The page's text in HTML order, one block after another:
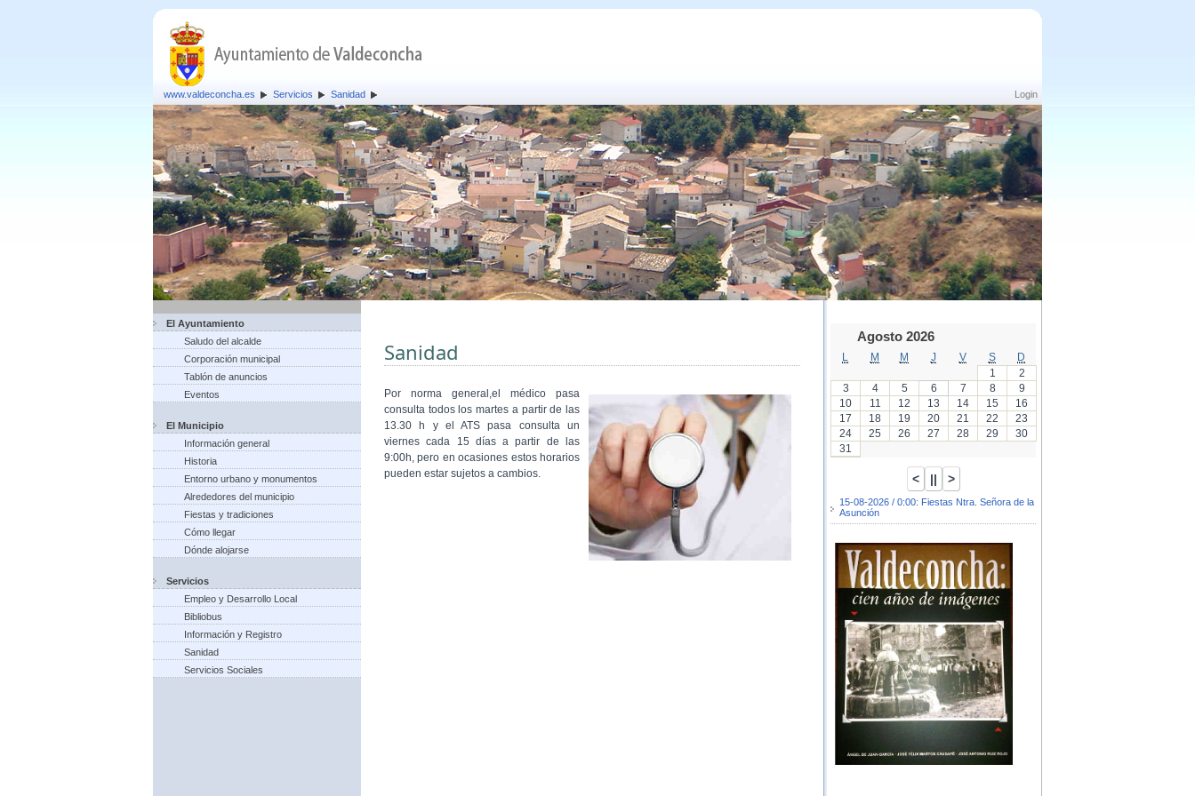
Login
www.valdeconcha.es Servicios Sanidad
El Ayuntamiento
Saludo del alcalde
Corporación municipal
Tablón de anuncios
Eventos
El Municipio
Información general
Historia
Entorno urbano y monumentos
Alrededores del municipio
Fiestas y tradiciones
Cómo llegar
Dónde alojarse
Servicios
Empleo y Desarrollo Local
Bibliobus
Información y Registro
Sanidad
Servicios Sociales
Sanidad
Por norma general,el médico pasa
consulta todos los martes a partir de las
13.30 h y el ATS pasa consulta un
viernes cada 15 días a partir de las
9:00h, pero en ocasiones estos horarios
pueden estar sujetos a cambios.
Agosto 2026
M M J V S
D
1
2
3
4 5 6 7 8
9
10
11 12 13 14 15
16
17
18 19 20 21 22
23
24
25 26 27 28 29
30
31
15-08-2026 / 0:00: Fiestas Ntra. Señora de la
Asunción